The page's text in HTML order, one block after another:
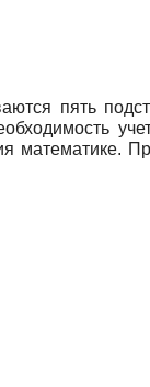
пять
математике.